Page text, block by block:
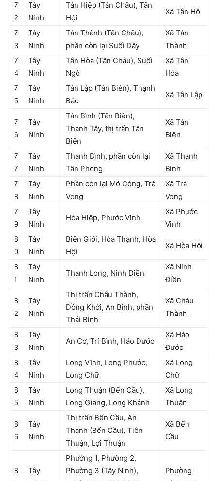
7
2
Tây
Ninh
Tân Hiệp (Tân Châu), Tân
Hội
Xã Tân Hội
7
3
Tây
Ninh
Tân Thành (Tân Châu),
phần còn lại Suối Dây
Xã Tân
Thành
7
4
Tây
Ninh
Tân Hòa (Tân Châu), Suối
Ngô
Xã Tân
Hòa
7
5
Tây
Ninh
Tân Lập (Tân Biên), Thạnh
Bắc
Xã Tân Lập
7
6
Tây
Ninh
Tân Bình (Tân Biên),
Thạnh Tây, thị trấn Tân
Biên
Xã Tân
Biên
7
7
Tây
Ninh
Thạnh Bình, phần còn lại
Tân Phong
Xã Thạnh
Bình
7
8
Tây
Ninh
Phần còn lại Mỏ Công, Trà
Vong
Xã Trà
Vong
7
9
Tây
Ninh
Hòa Hiệp, Phước Vinh
Xã Phước
Vinh
8
0
Tây
Ninh
Biên Giới, Hòa Thạnh, Hòa
Hội
Xã Hòa Hội
8
1
Tây
Ninh
Thành Long, Ninh Điền
Xã Ninh
Điền
8
2
Tây
Ninh
Thị trấn Châu Thành,
Đồng Khởi, An Bình, phần
Thái Bình
Xã Châu
Thành
8
3
Tây
Ninh
An Cơ, Trí Bình, Hảo Đước
Xã Hảo
Đước
8
4
Tây
Ninh
Long Vĩnh, Long Phước,
Long Chữ
Xã Long
Chữ
8
5
Tây
Ninh
Long Thuận (Bến Cầu),
Long Giang, Long Khánh
Xã Long
Thuận
8
6
Tây
Ninh
Thị trấn Bến Cầu, An
Thạnh (Bến Cầu), Tiên
Thuận, Lợi Thuận
Xã Bến
Cầu
8
Tây
Phường 1, Phường 2,
Phường 3 (Tây Ninh),
Phường